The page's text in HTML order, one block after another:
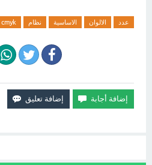
عدد الالوان الاساسية نظام cmyk